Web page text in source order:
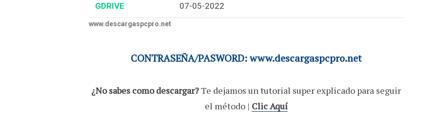
GDRIVE 07-05-2022
www.descargaspcpro.net
CONTRASEÑA/PASWORD: www.descargaspcpro.net
¿No sabes como descargar?Te dejamos un tutorial super explicado para seguir
el método | Clic Aquí